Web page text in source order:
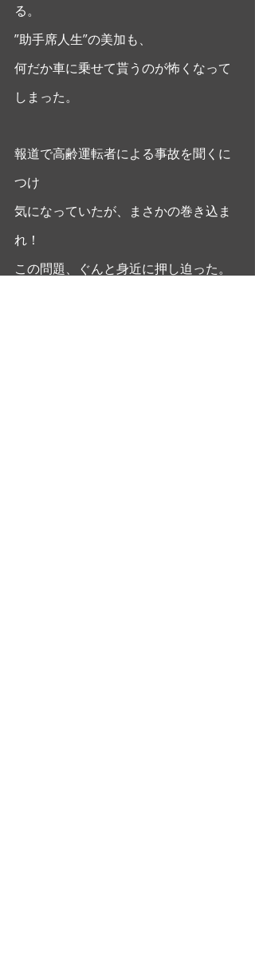
る。
”助手席人生”の美加も、
何だか車に乗せて貰うのが怖くなって
しまった。
報道で高齢運転者による事故を聞くに
つけ
気になっていたが、まさかの巻き込ま
れ！
この問題、ぐんと身近に押し迫った。